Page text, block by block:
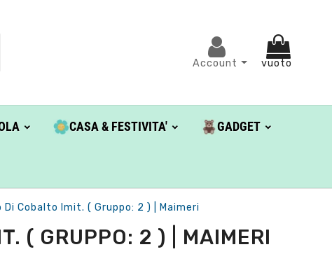
Account vuoto
CASA & FESTIVITA' GADGET
Cobalto Imit. ( Gruppo: 2 ) | Maimeri
( GRUPPO: 2 ) | MAIMERI